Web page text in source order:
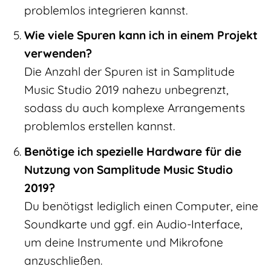
problemlos integrieren kannst.
Wie viele Spuren kann ich in einem Projekt
verwenden?
Die Anzahl der Spuren ist in Samplitude
Music Studio 2019 nahezu unbegrenzt,
sodass du auch komplexe Arrangements
problemlos erstellen kannst.
Benötige ich spezielle Hardware für die
Nutzung von Samplitude Music Studio
2019?
Du benötigst lediglich einen Computer, eine
Soundkarte und ggf. ein Audio-Interface,
um deine Instrumente und Mikrofone
anzuschließen.